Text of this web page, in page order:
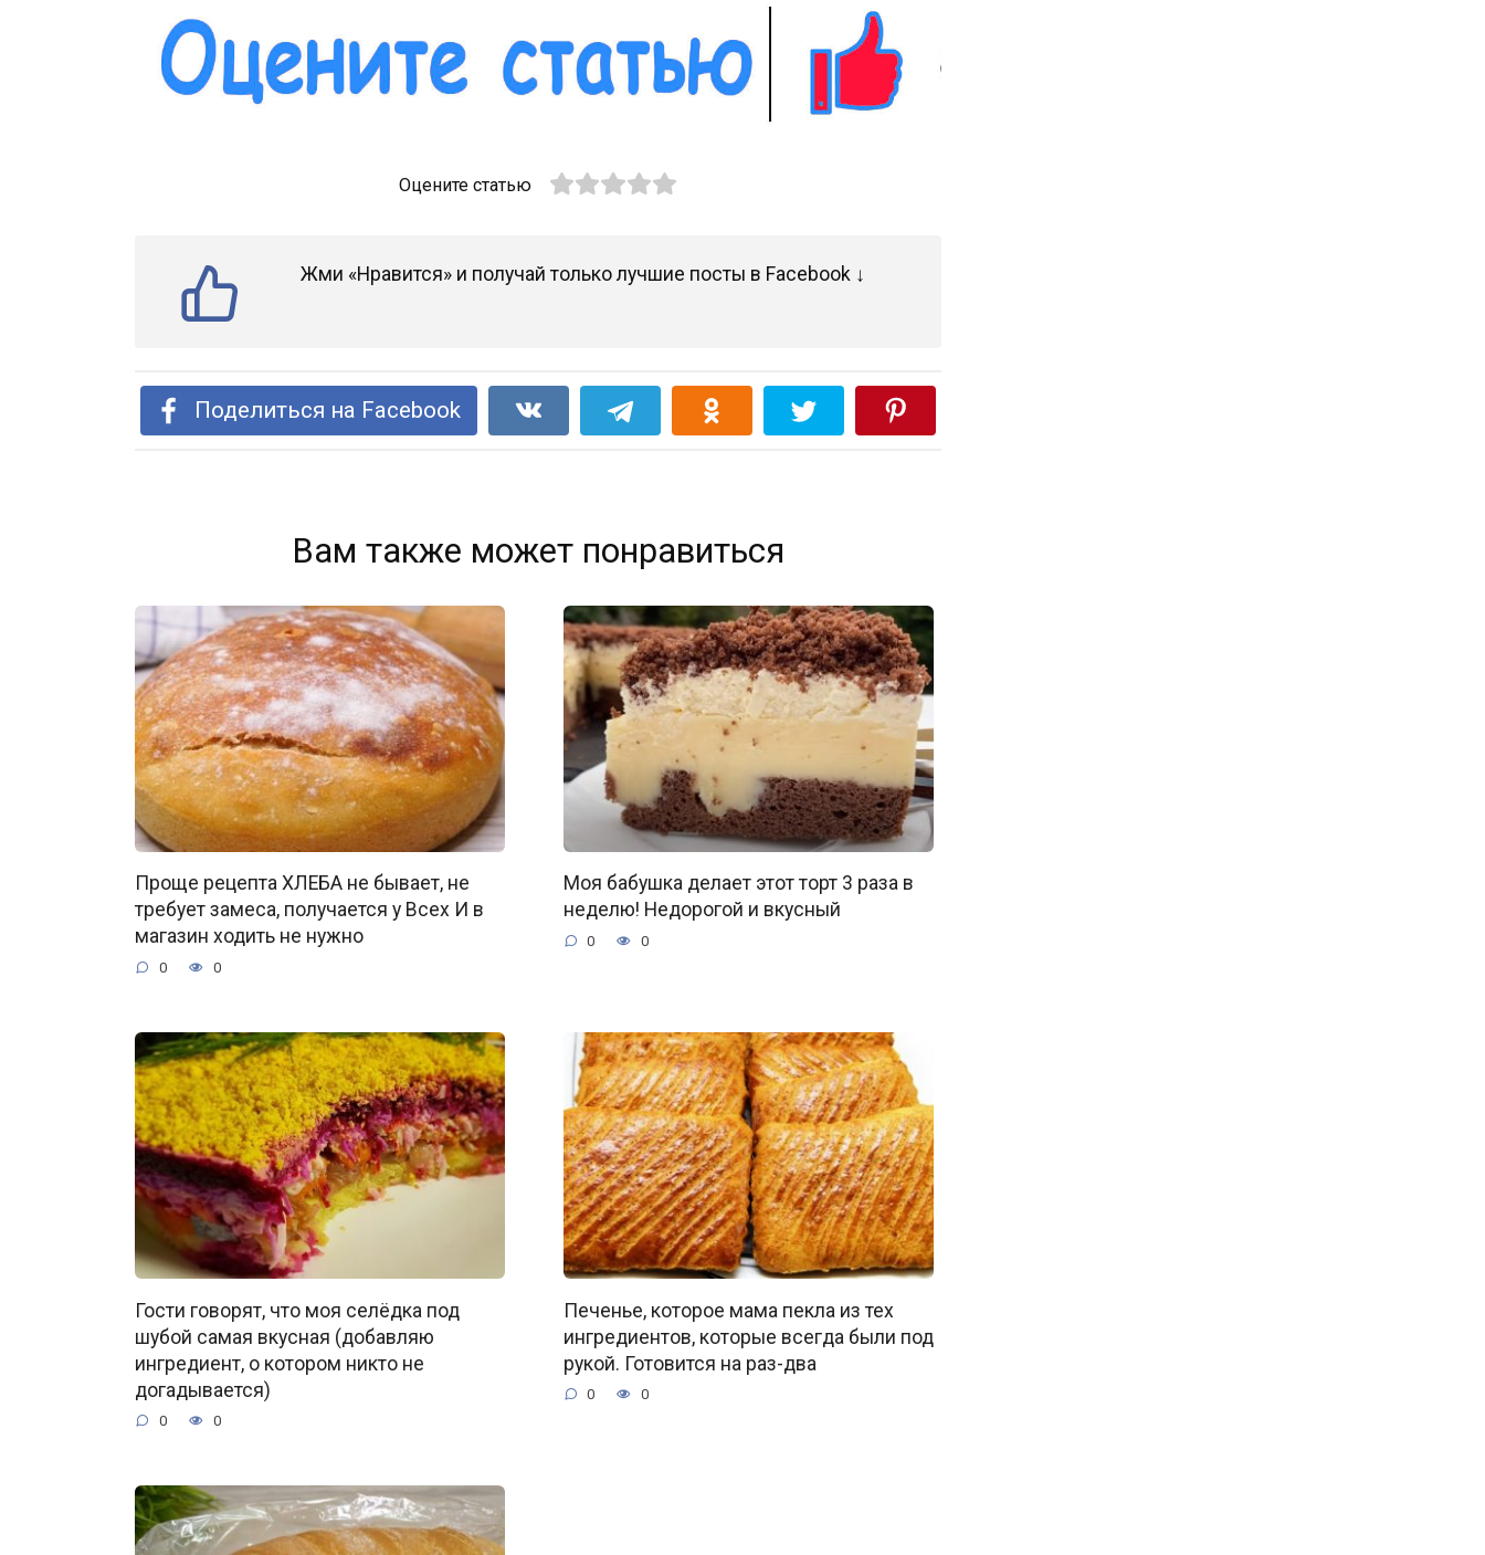
Оцените статью
Жми «Нравится» и получай только лучшие посты в Facebook ↓
Поделиться на Facebook
Вам также может понравиться
Проще рецепта ХЛЕБА не бывает, не
требует замеса, получается у Всех И в
магазин ходить не нужно
0 0
Моя бабушка делает этот торт 3 раза в
неделю! Недорогой и вкусный
0 0
Гости говорят, что моя селёдка под
шубой самая вкусная (добавляю
ингредиент, о котором никто не
догадывается)
0 0
Печенье, которое мама пекла из тех
ингредиентов, которые всегда были под
рукой. Готовится на раз-два
0 0